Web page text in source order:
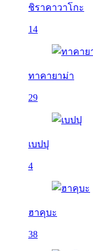
ชิราคาวาโกะ
14
ทาคายาม่า
29
เบปปุ
4
ฮาคุบะ
38